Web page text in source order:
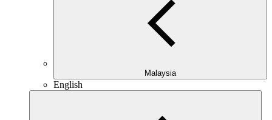
Malaysia
English